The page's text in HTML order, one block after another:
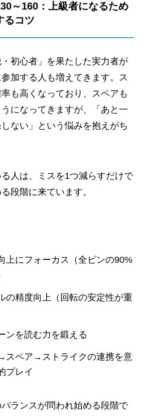
～160：上級者になるため
るコツ
初心者」を果たした実力者が
加する人も増えてきます。ス
率も高くなっており、スペアも
になってきますが、「あと一
ない」という悩みを抱えがち
人は、ミスを1つ減らすだけで
段階に来ています。
上にフォーカス（全ピンの90%
の精度向上（回転の安定性が重
ンを読む力を鍛える
スペア→ストライクの連携を意
プレイ
ランスが問われ始める段階で